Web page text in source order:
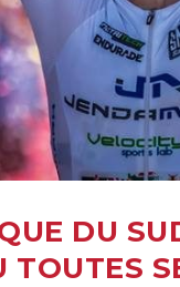
DU
TOUTES